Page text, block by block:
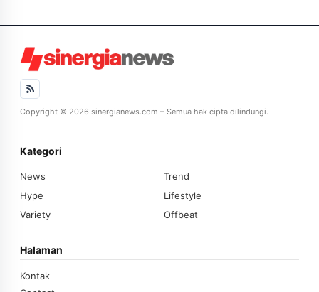
Copyright © 2026 sinergianews.com – Semua hak cipta dilindungi.
Kategori
News
Trend
Hype
Lifestyle
Variety
Offbeat
Halaman
Kontak